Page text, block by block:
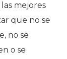
mejores
que no se
no se
o se